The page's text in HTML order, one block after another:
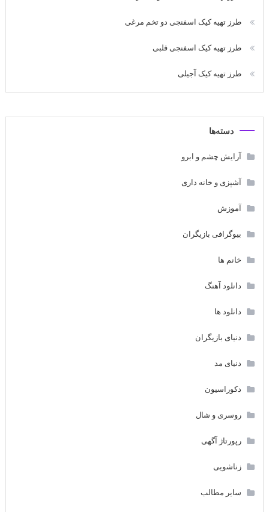
طرز تهیه کیک اسفنجی دو تخم مرغی
طرز تهیه کیک اسفنجی قلبی
طرز تهیه کیک آجیلی
دسته‌ها
آرایش چشم و ابرو
آشپزی و خانه داری
آموزش
بیوگرافی بازیگران
خانم ها
دانلود آهنگ
دانلود ها
دنیای بازیگران
دنیای مد
دکوراسیون
روسری و شال
رپورتاژ آگهی
زناشویی
سایر مطالب